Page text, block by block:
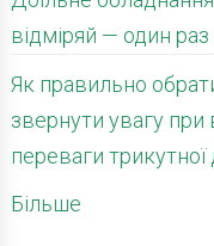
відміряй — один раз
Як правильно
звернути увагу при
переваги трикутної
Більше